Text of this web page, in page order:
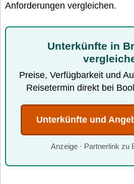
Anforderungen vergleichen.
Unterkünfte in
Preise, Verfügbarkeit und
Reisetermin direkt bei
Unterkünfte und
Anzeige · Partnerlink zu